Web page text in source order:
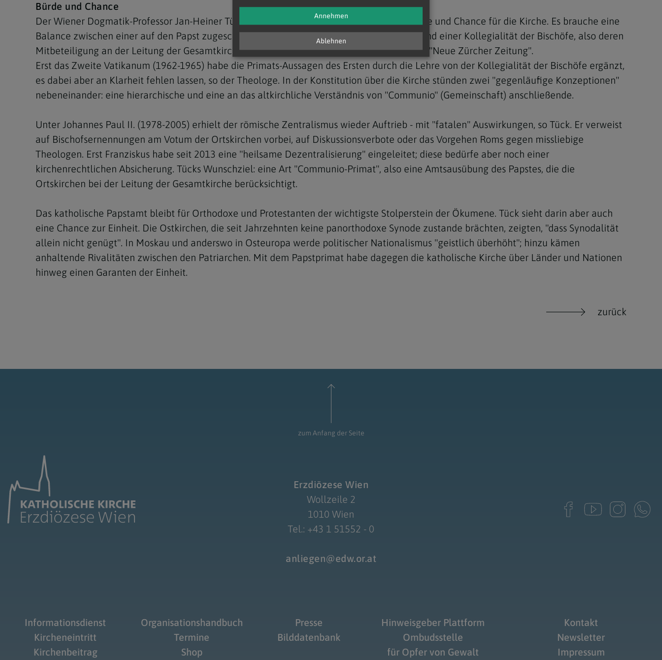
Bürde und Chance
Der Wiener Dogmatik-Professor Jan-Heiner Tück sieht im Primat des Papstes zugleich Bürde und Chance für die Kirche. Es brauche eine
Balance zwischen einer auf den Papst zugeschnittenen "hierarchischen Sicht von Kirche" und einer Kollegialität der Bischöfe, also deren
Mitbeteiligung an der Leitung der Gesamtkirche, schrieb Tück jüngst in einem Essay für die "Neue Zürcher Zeitung".
Erst das Zweite Vatikanum (1962-1965) habe die Primats-Aussagen des Ersten durch die Lehre von der Kollegialität der Bischöfe ergänzt,
es dabei aber an Klarheit fehlen lassen, so der Theologe. In der Konstitution über die Kirche stünden zwei "gegenläufige Konzeptionen"
nebeneinander: eine hierarchische und eine an das altkirchliche Verständnis von "Communio" (Gemeinschaft) anschließende.
Unter Johannes Paul II. (1978-2005) erhielt der römische Zentralismus wieder Auftrieb - mit "fatalen" Auswirkungen, so Tück. Er verweist
auf Bischofsernennungen am Votum der Ortskirchen vorbei, auf Diskussionsverbote oder das Vorgehen Roms gegen missliebige
Theologen. Erst Franziskus habe seit 2013 eine "heilsame Dezentralisierung" eingeleitet; diese bedürfe aber noch einer
kirchenrechtlichen Absicherung. Tücks Wunschziel: eine Art "Communio-Primat", also eine Amtsausübung des Papstes, die die
Ortskirchen bei der Leitung der Gesamtkirche berücksichtigt.
Das katholische Papstamt bleibt für Orthodoxe und Protestanten der wichtigste Stolperstein der Ökumene. Tück sieht darin aber auch
eine Chance zur Einheit. Die Ostkirchen, die seit Jahrzehnten keine panorthodoxe Synode zustande brächten, zeigten, "dass Synodalität
allein nicht genügt". In Moskau und anderswo in Osteuropa werde politischer Nationalismus "geistlich überhöht"; hinzu kämen
anhaltende Rivalitäten zwischen den Patriarchen. Mit dem Papstprimat habe dagegen die katholische Kirche über Länder und Nationen
hinweg einen Garanten der Einheit.
zurück
zum Anfang der Seite
Erzdiözese Wien
Wollzeile 2
1010 Wien
Tel.: +43 1 51552 - 0
anliegen@edw.or.at
Informationsdienst
Kircheneintritt
Kirchenbeitrag
Organisationshandbuch
Termine
Shop
Presse
Bilddatenbank
Hinweisgeber Plattform
Ombudsstelle
für Opfer von Gewalt
Kontakt
Newsletter
Impressum
Ablehnen
Annehmen